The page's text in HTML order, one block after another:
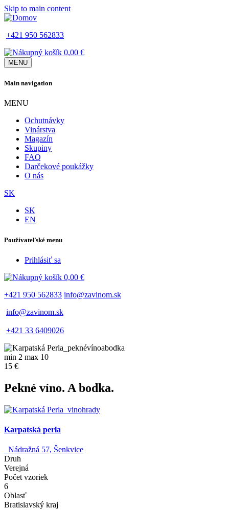
Skip to main content
+421 950 562833
0,00 €
MENU
Main navigation
MENU
Ochutnávky
Vinárstva
Magazín
Skupiny
FAQ
Darčekové poukážky
O nás
SK
SK
EN
Používateľské menu
Prihlásiť sa
0,00 €
+421 950 562833 info@zavinom.sk
info@zavinom.sk
+421 33 6409026
min 2 max 10
15 €
Pekné víno. A bodka.
Karpatská perla
Nádražná 57, Šenkvice
Druh
Verejná
Počet vzoriek
6
Oblasť
Bratislavský kraj